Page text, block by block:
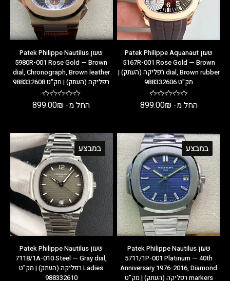
שעון Patek Philippe Aquanaut
5167R-001 Rose Gold — Brown
dial, Brown rubber רפליקה (העתק) |
מק"ט 988332606
החל מ- 899.00₪
שעון Patek Philippe Nautilus
5980R-001 Rose Gold — Brown
dial, Chronograph, Brown leather
רפליקה (העתק) | מק"ט 988332608
החל מ- 899.00₪
במבצע
שעון Patek Philippe Nautilus
5711/1P-001 Platinum — 40th
Anniversary 1976-2016, Diamond
markers רפליקה (העתק) | מק"ט
במבצע
שעון Patek Philippe Nautilus
7118/1A-010 Steel — Gray dial,
Ladies רפליקה (העתק) | מק"ט
988332610